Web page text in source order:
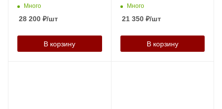
Много
28 200 ₽/шт
В корзину
Много
21 350₽/шт
В корзину